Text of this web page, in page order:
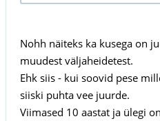
Nohh näiteks ka kusega on
muudest väljaheidetest.
Ehk siis - kui soovid pese
siiski puhta vee juurde.
Viimased 10 aastat ja ülegi